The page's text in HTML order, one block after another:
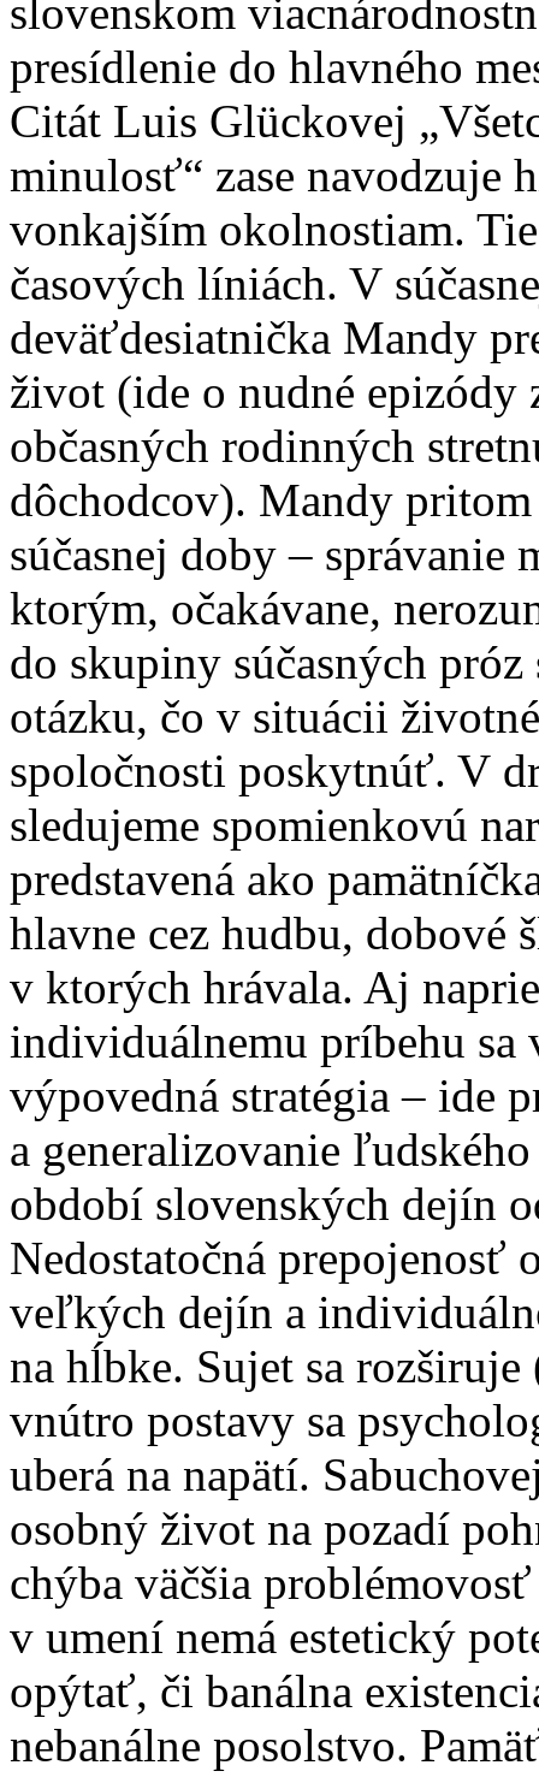
slovenskom
presídlenie do hlavného
Citát Luis Glückovej
minulosť“ zase navodzuje
vonkajším okolnostiam.
časových líniách. V
deväťdesiatnička Mandy
život (ide o nudné epizódy
občasných rodinných
dôchodcov). Mandy
súčasnej doby – správanie
ktorým, očakávane,
do skupiny súčasných
otázku, čo v situácii
spoločnosti poskytnúť. V
sledujeme spomienkovú
predstavená ako
hlavne cez hudbu, dobové
v ktorých hrávala. Aj
individuálnemu príbehu sa
výpovedná stratégia – ide
a generalizovanie
období slovenských dejín
Nedostatočná prepojenosť
veľkých dejín a
na hĺbke. Sujet sa
vnútro postavy sa
uberá na napätí.
osobný život na pozadí
chýba väčšia
v umení nemá estetický
opýtať, či banálna
nebanálne posolstvo.